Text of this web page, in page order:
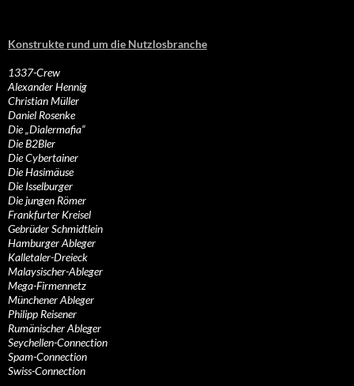
Konstrukte rund um die Nutzlosbranche
1337-Crew
Alexander Hennig
Christian Müller
Daniel Rosenke
Die „Dialermafia“
Die B2Bler
Die Cybertainer
Die Hasimäuse
Die Isselburger
Die jungen Römer
Frankfurter Kreisel
Gebrüder Schmidtlein
Hamburger Ableger
Kalletaler-Dreieck
Malaysischer-Ableger
Mega-Firmennetz
Münchener Ableger
Philipp Reisener
Rumänischer Ableger
Seychellen-Connection
Spam-Connection
Swiss-Connection